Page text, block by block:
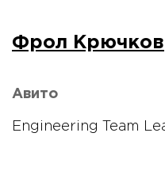
Фрол Крючков
Авито
Engineering Team